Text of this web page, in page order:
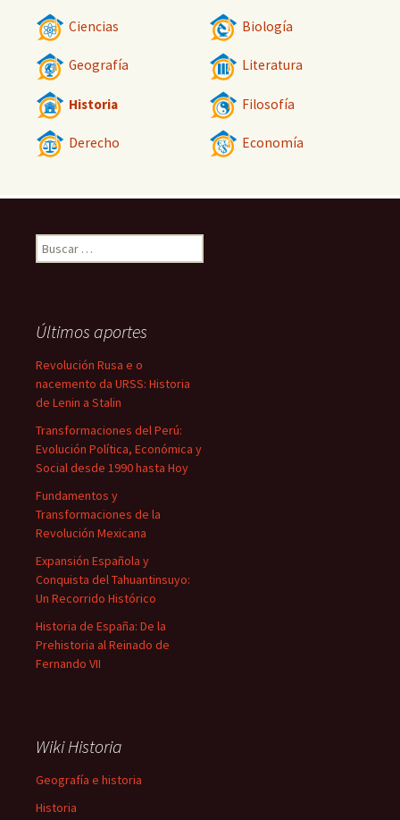
Ciencias Biología
Geografía Literatura
Historia Filosofía
Derecho Economía
Buscar:
Últimos aportes
Revolución Rusa e o
nacemento da URSS: Historia
de Lenin a Stalin
Transformaciones del Perú:
Evolución Política, Económica y
Social desde 1990 hasta Hoy
Fundamentos y
Transformaciones de la
Revolución Mexicana
Expansión Española y
Conquista del Tahuantinsuyo:
Un Recorrido Histórico
Historia de España: De la
Prehistoria al Reinado de
Fernando VII
Wiki Historia
Geografía e historia
Historia